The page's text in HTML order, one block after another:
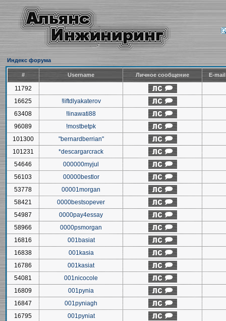
Индекс форума
# Username Личное сообщение E-
11792
16625
!liftdlyakaterov
63408
!linawati88
96089
!mostbetpk
101300
"bernardberrian"
101231
*descargarcrack
54646
000000myjul
56103
00000bestlor
53778
00001morgan
58421
0000bestsopever
54987
0000pay4essay
58966
0000psmorgan
16816
001basiat
16838
001kasia
16786
001kasiat
54081
001nicocole
16809
001pynia
16847
001pyniagh
16795
001pyniat